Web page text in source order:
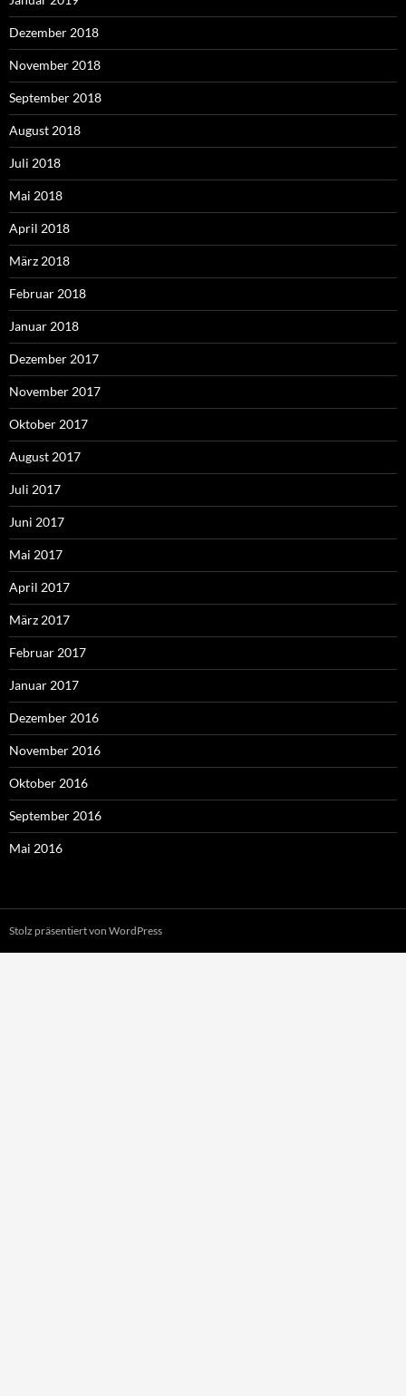
Dezember 2018
November 2018
September 2018
August 2018
Juli 2018
Mai 2018
April 2018
März 2018
Februar 2018
Januar 2018
Dezember 2017
November 2017
Oktober 2017
August 2017
Juli 2017
Juni 2017
Mai 2017
April 2017
März 2017
Februar 2017
Januar 2017
Dezember 2016
November 2016
Oktober 2016
September 2016
Mai 2016
Stolz präsentiert von WordPress